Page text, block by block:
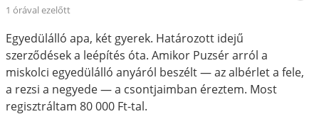
1 órával ezelőtt
Egyedülálló apa, két gyerek. Határozott idejű
szerződések a leépítés óta. Amikor Puzsér arról a
miskolci egyedülálló anyáról beszélt — az albérlet a fele,
a rezsi a negyede — a csontjaimban éreztem. Most
regisztráltam 80 000 Ft-tal.